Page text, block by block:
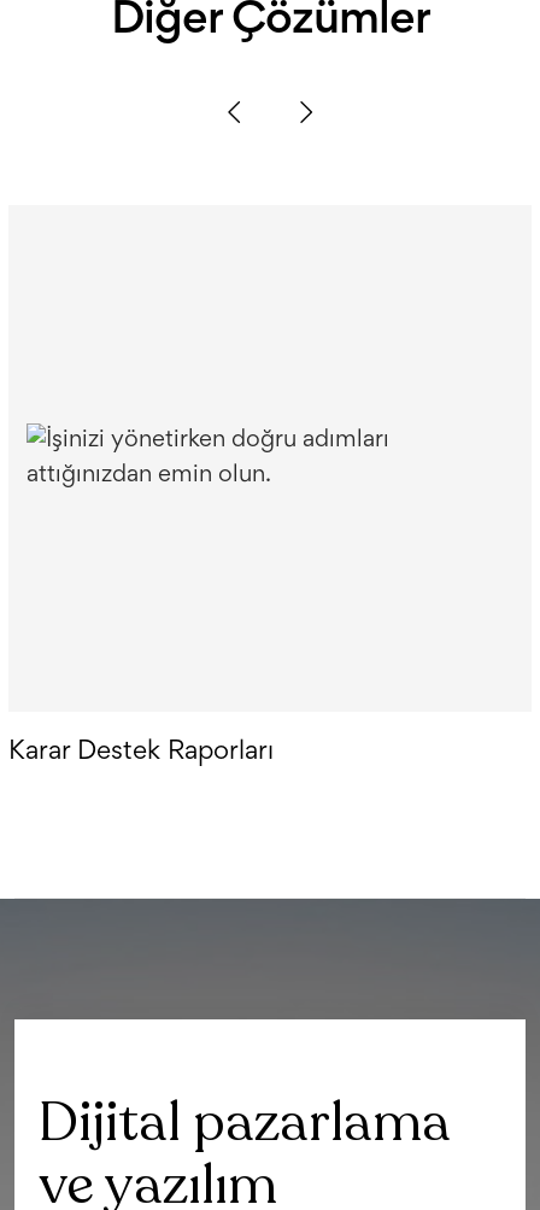
Diğer Çözümler
Karar Destek Raporları
Dijital pazarlama
ve yazılım